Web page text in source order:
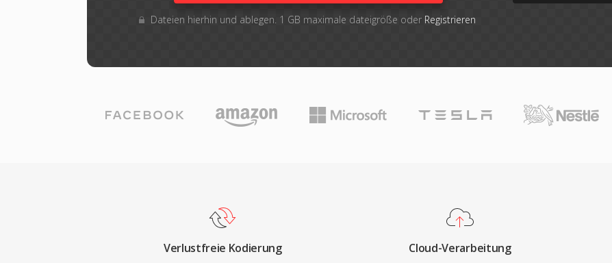
Dateien hierhin und ablegen. 1 GB maximale dateigröße oder Registrieren
Verlustfreie Kodierung Cloud-Verarbeitung